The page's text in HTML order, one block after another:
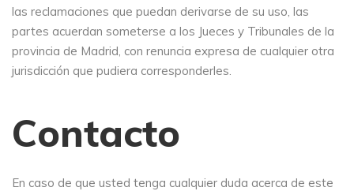
las reclamaciones que puedan derivarse de su uso, las
partes acuerdan someterse a los Jueces y Tribunales de la
provincia de Madrid, con renuncia expresa de cualquier otra
jurisdicción que pudiera corresponderles.
Contacto
En caso de que usted tenga cualquier duda acerca de este